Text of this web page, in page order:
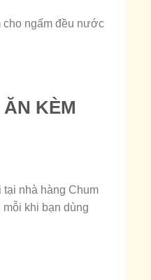
cho ngấm đều nước
KÈM
tại nhà hàng Chum
khi bạn dùng